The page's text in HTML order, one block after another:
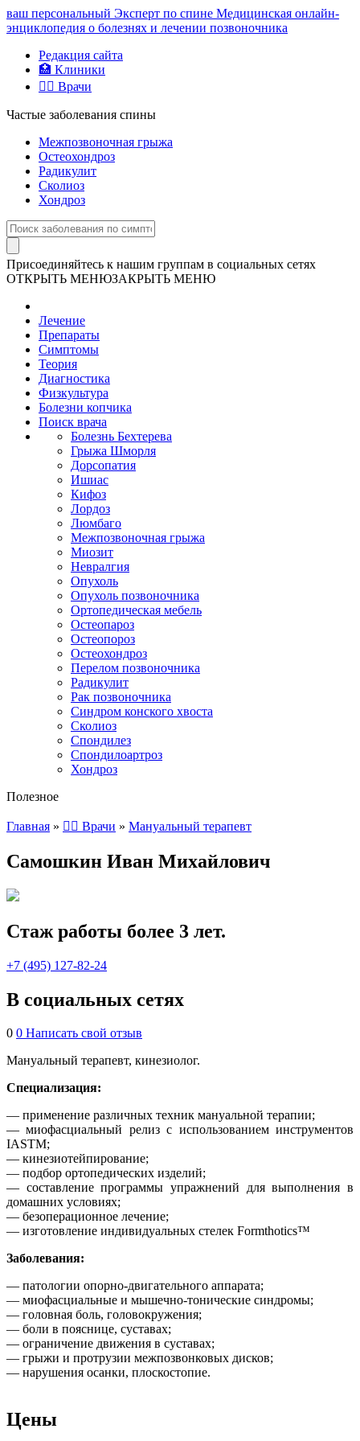
ваш персональный Эксперт по спине Медицинская онлайн-
энциклопедия о болезнях и лечении позвоночника
Редакция сайта
🏥 Клиники
👨‍⚕️ Врачи
Частые заболевания спины
Межпозвоночная грыжа
Остеохондроз
Радикулит
Сколиоз
Хондроз
Присоединяйтесь к нашим группам в социальных сетях
ОТКРЫТЬ МЕНЮЗАКРЫТЬ МЕНЮ
Лечение
Препараты
Симптомы
Теория
Диагностика
Физкультура
Болезни копчика
Поиск врача
Болезнь Бехтерева
Грыжа Шморля
Дорсопатия
Ишиас
Кифоз
Лордоз
Люмбаго
Межпозвоночная грыжа
Миозит
Невралгия
Опухоль
Опухоль позвоночника
Ортопедическая мебель
Остеопароз
Остеопороз
Остеохондроз
Перелом позвоночника
Радикулит
Рак позвоночника
Синдром конского хвоста
Сколиоз
Спондилез
Спондилоартроз
Хондроз
Полезное
Главная » 👨‍⚕️ Врачи » Мануальный терапевт
Самошкин Иван Михайлович
Стаж работы более 3 лет.
+7 (495) 127-82-24
В социальных сетях
0 0 Написать свой отзыв
Мануальный терапевт, кинезиолог.
Специализация:
— применение различных техник мануальной терапии;
— миофасциальный релиз с использованием инструментов
IASTM;
— кинезиотейпирование;
— подбор ортопедических изделий;
— составление программы упражнений для выполнения в
домашних условиях;
— безоперационное лечение;
— изготовление индивидуальных стелек Formthotics™
Заболевания:
— патологии опорно-двигательного аппарата;
— миофасциальные и мышечно-тонические синдромы;
— головная боль, головокружения;
— боли в пояснице, суставах;
— ограничение движения в суставах;
— грыжи и протрузии межпозвонковых дисков;
— нарушения осанки, плоскостопие.
Цены